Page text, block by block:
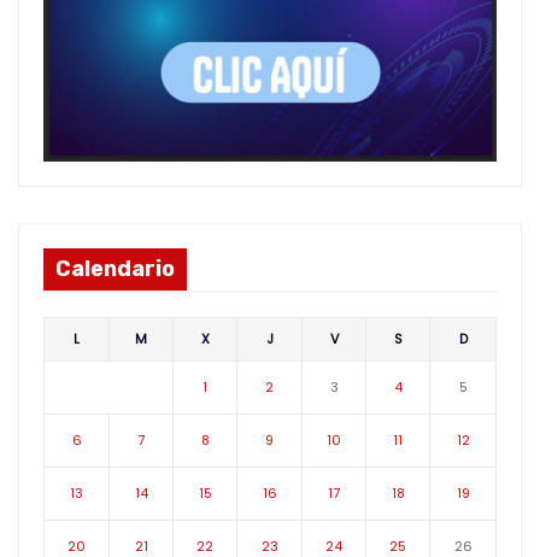
Calendario
L M X J V S D
1 2 3 4 5
6 7 8 9 10 11 12
13 14 15 16 17 18 19
20 21 22 23 24 25 26